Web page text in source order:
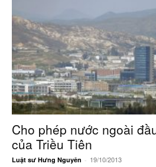
Cho phép nước ngoài
của Triều Tiên
Luật sư Hưng Nguyên - 19/10/2013